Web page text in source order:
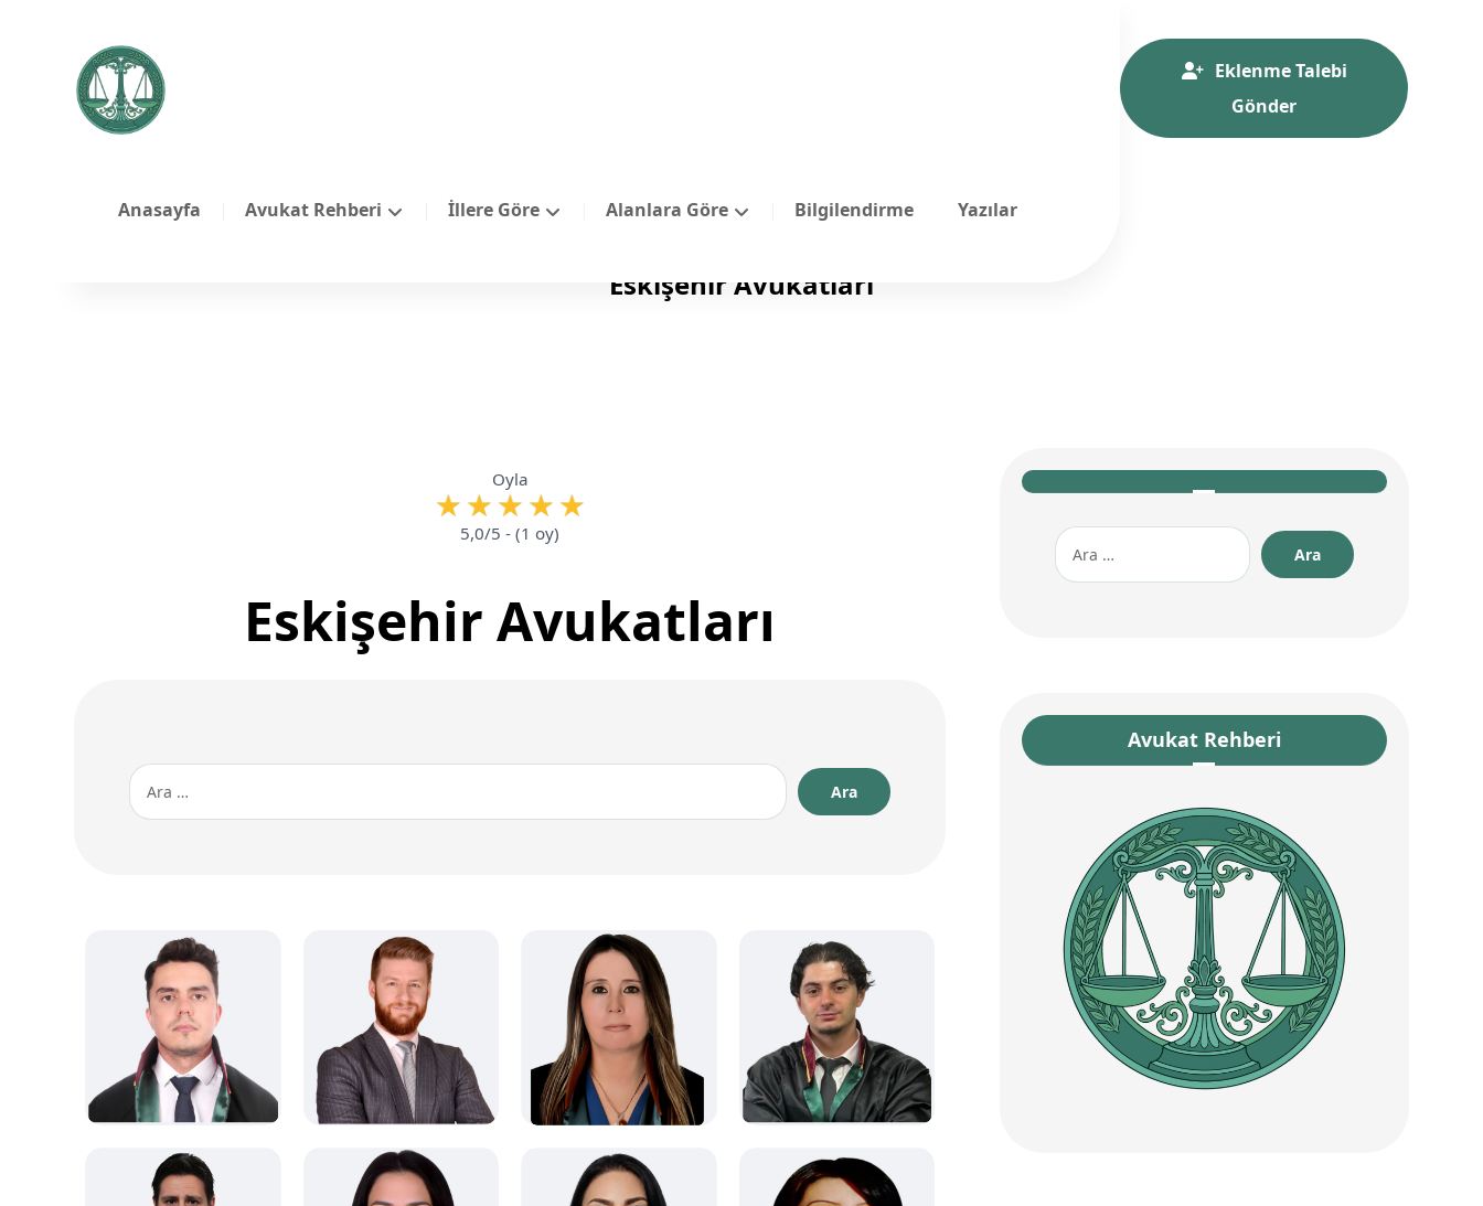
Anasayfa Avukat Rehberi İllere Göre Alanlara Göre Bilgilendirme Yazılar
Eklenme Talebi
Gönder
Eskişehir Avukatları
Oyla
5,0/5 - (1 oy)
Eskişehir Avukatları
İllere Göre
İş Hukuku
İzmir Avukatları
Miras Hukuku
Ticaret Hukuku
İcra Avukatları
İllere Göre
İş Hukuku
Konya Avukatları
Sigorta Hukuku
Alanlara Göre
Avukatlar
Ceza Hukuku
İllere Göre
İstanbul Avukatları
Sözleşmeler Hukuku
Ceza Hukuku
İş Hukuku
Sözleşmeler Hukuku
Ticaret Hukuku
Yalova Avukatları
Alanlara Göre
Ankara Avukatları
Avukatlar
Aile Hukuku
Avukatlar
Alanlara Göre
Avukatlar
Ceza Hukuku
İş Hukuku
Aile Hukuku
Avukat Rehberi